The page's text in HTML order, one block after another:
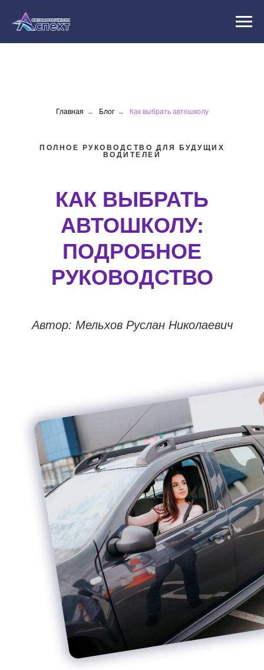
Главная → Блог → Как выбрать автошколу
ПОЛНОЕ РУКОВОДСТВО ДЛЯ БУДУЩИХ
ВОДИТЕЛЕЙ
КАК ВЫБРАТЬ
АВТОШКОЛУ:
ПОДРОБНОЕ
РУКОВОДСТВО
Автор: Мельхов Руслан Николаевич